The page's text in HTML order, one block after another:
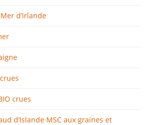
d’Irlande
crues
d’Islande MSC aux graines et